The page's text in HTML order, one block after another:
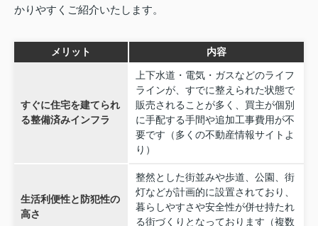
かりやすくご紹介いたします。
メリット 内容
すぐに住宅を建てられ
る整備済みインフラ
上下水道・電気・ガスなどのライフ
ラインが、すでに整えられた状態で
販売されることが多く、買主が個別
に手配する手間や追加工事費用が不
要です（多くの不動産情報サイトよ
り）
生活利便性と防犯性の
高さ
整然とした街並みや歩道、公園、街
灯などが計画的に設置されており、
暮らしやすさや安全性が併せ持たれ
る街づくりとなっております（複数